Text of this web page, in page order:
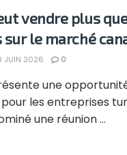
vendre plus
le marché
JUIN 2026 0
une
les entreprises
une réunion ...